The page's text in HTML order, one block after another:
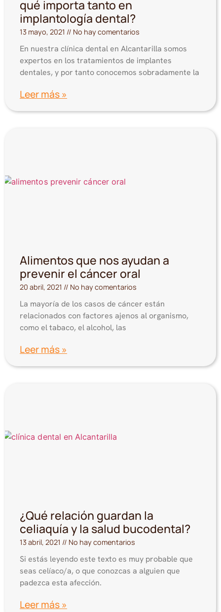
qué importa tanto en
implantología dental?
13 mayo, 2021 No hay comentarios
En nuestra clínica dental en Alcantarilla somos
expertos en los tratamientos de implantes
dentales, y por tanto conocemos sobradamente la
Leer más »
Alimentos que nos ayudan a
prevenir el cáncer oral
20 abril, 2021 No hay comentarios
La mayoría de los casos de cáncer están
relacionados con factores ajenos al organismo,
como el tabaco, el alcohol, las
Leer más »
¿Qué relación guardan la
celiaquía y la salud bucodental?
13 abril, 2021 No hay comentarios
Si estás leyendo este texto es muy probable que
seas celíaco/a, o que conozcas a alguien que
padezca esta afección.
Leer más »